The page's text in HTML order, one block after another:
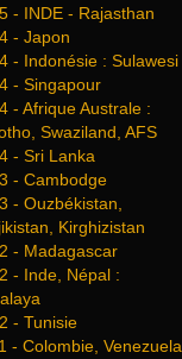
- INDE - Rajasthan
- Japon
- Indonésie : Sulawesi
- Singapour
- Afrique Australe :
Swaziland, AFS
- Sri Lanka
- Cambodge
- Ouzbékistan,
Kirghizistan
- Madagascar
- Inde, Népal :
- Tunisie
- Colombie, Venezuela